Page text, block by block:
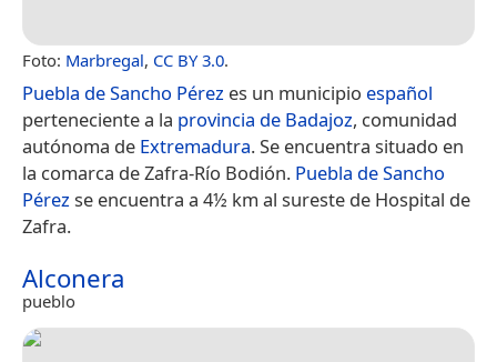
Foto: Marbregal, CC BY 3.0.
Puebla de Sancho Pérez es un municipio español
perteneciente a la provincia de Badajoz, comunidad
autónoma de Extremadura. Se encuentra situado en
la comarca de Zafra-Río Bodión. Puebla de Sancho
Pérezse encuentra a 4½ km al sureste de Hospital de
Zafra.
Alconera
pueblo